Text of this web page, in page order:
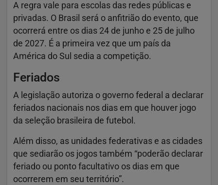
A regra vale para escolas das redes públicas e
privadas. O Brasil será o anfitrião do evento, que
ocorrerá entre os dias 24 de junho e 25 de julho
de 2027. É a primeira vez que um país da
América do Sul sedia a competição.
Feriados
A legislação autoriza o governo federal a declarar
feriados nacionais nos dias em que houver jogo
da seleção brasileira de futebol.
Além disso, as unidades federativas e as cidades
que sediarão os jogos também “poderão declarar
feriado ou ponto facultativo os dias em que
ocorrerem em seu território”.